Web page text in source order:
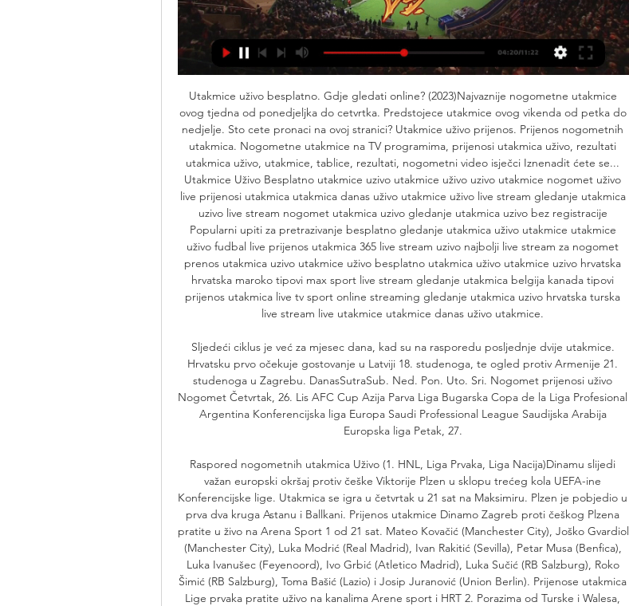
Utakmice uživo besplatno. Gdje gledati online? (2023)Najvaznije nogometne utakmice
ovog tjedna od ponedjeljka do cetvrtka. Predstojece utakmice ovog vikenda od petka do
nedjelje. Sto cete pronaci na ovoj stranici? Utakmice uživo prijenos. Prijenos nogometnih
utakmica. Nogometne utakmice na TV programima, prijenosi utakmica uživo, rezultati
utakmica uživo, utakmice, tablice, rezultati, nogometni video isječci Iznenadit ćete se...
Utakmice Uživo Besplatno utakmice uzivo utakmice uživo uzivo utakmice nogomet uživo
live prijenosi utakmica utakmica danas uživo utakmice uživo live stream gledanje utakmica
uzivo live stream nogomet utakmica uzivo gledanje utakmica uzivo bez registracije
Popularni upiti za pretrazivanje besplatno gledanje utakmica uživo utakmice utakmice
uživo fudbal live prijenos utakmica 365 live stream uzivo najbolji live stream za nogomet
prenos utakmica uzivo utakmice uživo besplatno utakmica uživo utakmice uzivo hrvatska
hrvatska maroko tipovi max sport live stream gledanje utakmica belgija kanada tipovi
prijenos utakmica live tv sport online streaming gledanje utakmica uzivo hrvatska turska
live stream live utakmice utakmice danas uživo utakmice.
Sljedeći ciklus je već za mjesec dana, kad su na rasporedu posljednje dvije utakmice.
Hrvatsku prvo očekuje gostovanje u Latviji 18. studenoga, te ogled protiv Armenije 21.
studenoga u Zagrebu. DanasSutraSub. Ned. Pon. Uto. Sri. Nogomet prijenosi uživo
Nogomet Četvrtak, 26. Lis AFC Cup Azija Parva Liga Bugarska Copa de la Liga Profesional
Argentina Konferencijska liga Europa Saudi Professional League Saudijska Arabija
Europska liga Petak, 27.
Raspored nogometnih utakmica Uživo (1. HNL, Liga Prvaka, Liga Nacija)Dinamu slijedi
važan europski okršaj protiv češke Viktorije Plzen u sklopu trećeg kola UEFA-ine
Konferencijske lige. Utakmica se igra u četvrtak u 21 sat na Maksimiru. Plzen je pobjedio u
prva dva kruga Astanu i Ballkani. Prijenos utakmice Dinamo Zagreb proti češkog Plzena
pratite u živo na Arena Sport 1 od 21 sat. Mateo Kovačić (Manchester City), Joško Gvardiol
(Manchester City), Luka Modrić (Real Madrid), Ivan Rakitić (Sevilla), Petar Musa (Benfica),
Luka Ivanušec (Feyenoord), Ivo Grbić (Atletico Madrid), Luka Sučić (RB Salzburg), Roko
Šimić (RB Salzburg), Toma Bašić (Lazio) i Josip Juranović (Union Berlin). Prijenose utakmica
Lige prvaka pratite uživo na kanalima Arene sport i HRT 2. Porazima od Turske i Walesa,